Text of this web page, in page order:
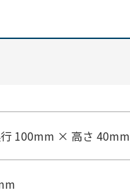
100mm × 高さ 40mm